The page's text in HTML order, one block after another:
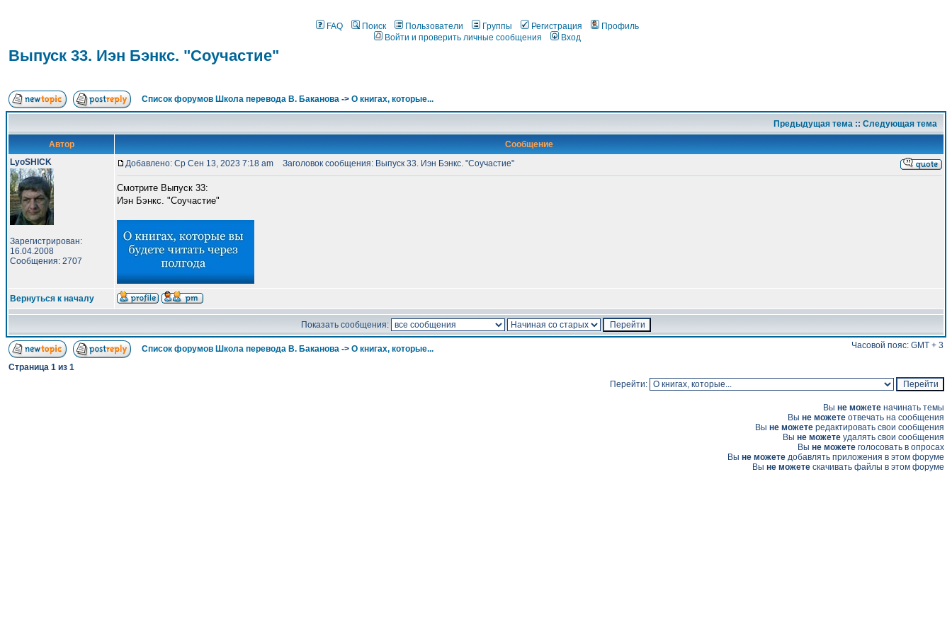
FAQ Поиск Пользователи Группы Регистрация
Профиль
Войти и проверить личные сообщения
Вход
Выпуск 33. Иэн Бэнкс. "Соучастие"
Список форумов Школа перевода В. Баканова -> О книгах, которые...
Предыдущая тема :: Следующая тема
Автор
Сообщение
LyoSHICK
Зарегистрирован:
16.04.2008
Сообщения: 2707
Добавлено: Ср Сен 13, 2023 7:18 am Заголовок сообщения: Выпуск 33. Иэн Бэнкс. "Соучастие"
Смотрите Выпуск 33:
Иэн Бэнкс. "Соучастие"
Вернуться к началу
Показать сообщения:
Список форумов Школа перевода В. Баканова -> О книгах, которые... Часовой пояс: GMT + 3
Страница 1 из 1
Перейти:
Вы не можете начинать темы
Вы не можете отвечать на сообщения
Вы не можете редактировать свои сообщения
Вы не можете удалять свои сообщения
Вы не можете голосовать в опросах
Вы не можете добавлять приложения в этом форуме
Вы не можете скачивать файлы в этом форуме